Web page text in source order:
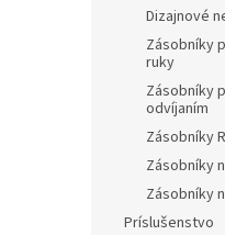
Dizajnové
Zásobníky
ruky
Zásobníky
odvíjaním
Zásobníky
Zásobníky
Zásobníky
Príslušenstvo